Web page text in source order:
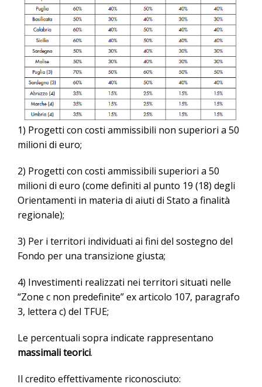
1) Progetti con costi ammissibili non superiori a 50
milioni di euro;
2) Progetti con costi ammissibili superiori a 50
milioni di euro (come definiti al punto 19 (18) degli
Orientamenti in materia di aiuti di Stato a finalità
regionale);
3) Per i territori individuati ai fini del sostegno del
Fondo per una transizione giusta;
4) Investimenti realizzati nei territori situati nelle
“Zone c non predefinite” ex articolo 107, paragrafo
3, lettera c) del TFUE;
Le percentuali sopra indicate rappresentano
massimali teorici.
Il credito effettivamente riconosciuto: